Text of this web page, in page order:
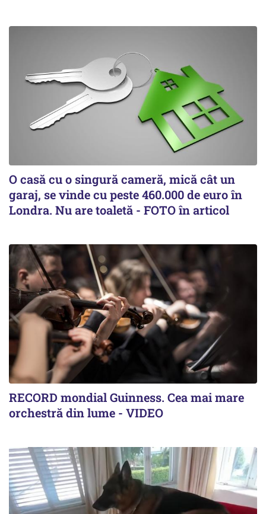
O casă cu o singură cameră, mică cât un
garaj, se vinde cu peste 460.000 de euro în
Londra. Nu are toaletă - FOTO în articol
RECORD mondial Guinness. Cea mai mare
orchestră din lume - VIDEO